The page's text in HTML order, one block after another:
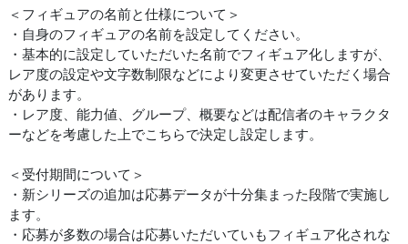
＜フィギュアの名前と仕様について＞
・自身のフィギュアの名前を設定してください。
・基本的に設定していただいた名前でフィギュア化しますが、
レア度の設定や文字数制限などにより変更させていただく場合
があります。
・レア度、能力値、グループ、概要などは配信者のキャラクタ
ーなどを考慮した上でこちらで決定し設定します。
＜受付期間について＞
・新シリーズの追加は応募データが十分集まった段階で実施し
ます。
・応募が多数の場合は応募いただいていもフィギュア化されな